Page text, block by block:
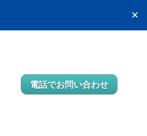
電話でお問い合わせ